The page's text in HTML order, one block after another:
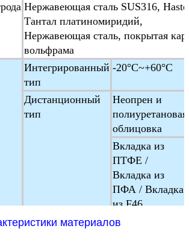
Нержавеющая сталь SUS316,
Тантал платиномиридий,
Нержавеющая сталь, покрытая
вольфрама
Интегрированный
тип
-20°C~+60°C
Дистанционный
тип
Неопрен и
полиуретановая
облицовка
Вкладка из
ПТФЕ /
Вкладка из
ПФА / Вкладка
из F46
-25°C ~+ 60°Cматериалов